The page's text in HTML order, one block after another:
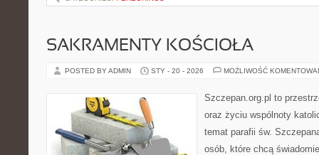
SAKRAMENTY KOŚCIOŁA
POSTED BY ADMIN STY - 20 - 2026 MOŻLIWOŚĆ
Szczepan.org.pl to
oraz życiu wspólnoty
temat parafii św.
osób, które chcą